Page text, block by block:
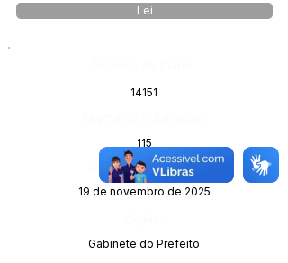
Lei
14151
115
Data da Publicação:
19 de novembro de 2025
Gabinete do Prefeito